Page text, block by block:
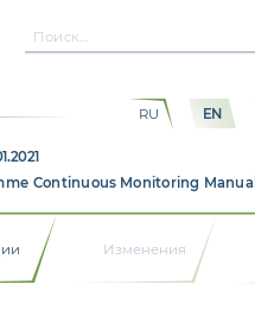
RU EN
Continuous Monitoring Manual
Изменения